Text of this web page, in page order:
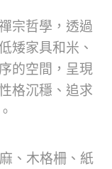
宗哲學，透過
矮家具和米、
的空間，呈現
格沉穩、追求
、木格柵、紙